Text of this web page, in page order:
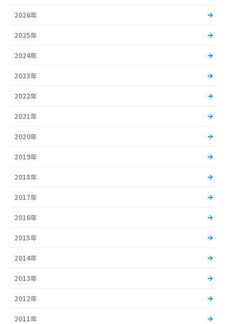
2026年
2025年
2024年
2023年
2022年
2021年
2020年
2019年
2018年
2017年
2016年
2015年
2014年
2013年
2012年
2011年